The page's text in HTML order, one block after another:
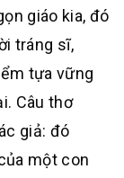
giáo kia, đó
tráng sĩ,
tựa vững
Câu thơ
giả: đó
một con